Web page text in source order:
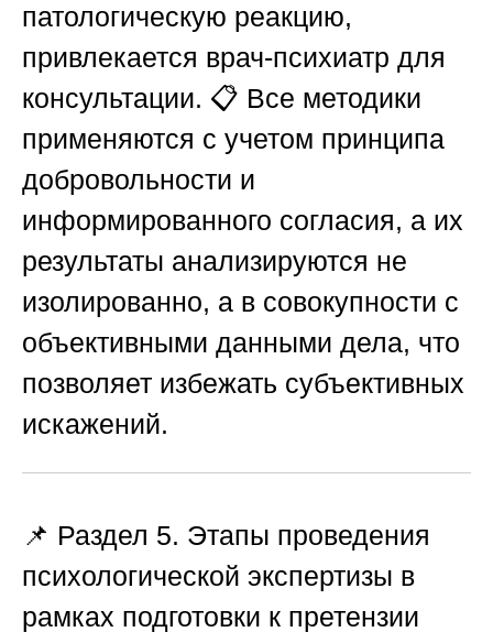
патологическую реакцию,
привлекается врач-психиатр для
консультации. 📋 Все методики
применяются с учетом принципа
добровольности и
информированного согласия, а их
результаты анализируются не
изолированно, а в совокупности с
объективными данными дела, что
позволяет избежать субъективных
искажений.
📌 Раздел 5. Этапы проведения
психологической экспертизы в
рамках подготовки к претензии